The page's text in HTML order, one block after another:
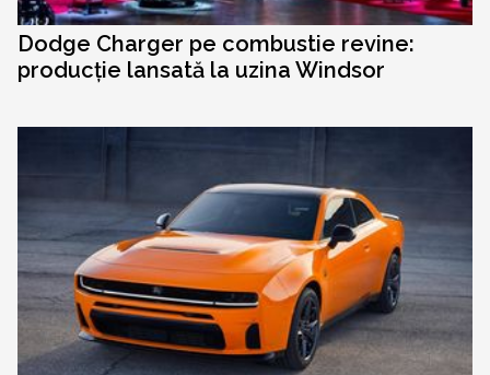
Dodge Charger pe combustie revine:
producție lansată la uzina Windsor